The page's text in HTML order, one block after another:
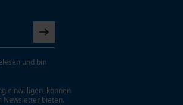
und bin
einwilligen, können
Newsletter bieten.